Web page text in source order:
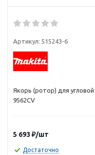
Артикул: 515243-6
Якорь (ротор) для
9562CV
5 693 ₽/шт
Достаточно